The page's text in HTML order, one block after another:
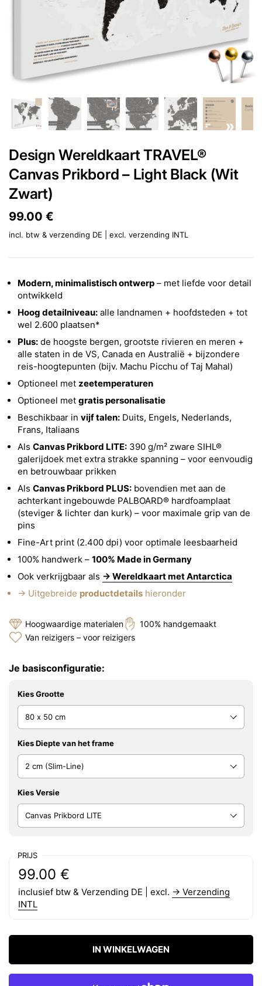
Design Wereldkaart TRAVEL®
Canvas Prikbord – Light Black (Wit
Zwart)
Prijs:
99.00 €
incl. btw & verzending DE | excl. verzending INTL
Modern, minimalistisch ontwerp – met liefde voor detail
ontwikkeld
Hoog detailniveau: alle landnamen + hoofdsteden + tot
wel 2.600 plaatsen*
Plus: de hoogste bergen, grootste rivieren en meren +
alle staten in de VS, Canada en Australië + bijzondere
reis-hoogtepunten (bijv. Machu Picchu of Taj Mahal)
Optioneel met zeetemperaturen
Optioneel met gratis personalisatie
Beschikbaar in vijf talen: Duits, Engels, Nederlands,
Frans, Italiaans
Als Canvas Prikbord LITE: 390 g/m² zware SIHL®
galerijdoek met extra strakke spanning – voor eenvoudig
en betrouwbaar prikken
Als Canvas Prikbord PLUS: bovendien met aan de
achterkant ingebouwde PALBOARD® hardfoamplaat
(steviger & lichter dan kurk) – voor maximale grip van de
pins
Fine-Art print (2.400 dpi) voor optimale leesbaarheid
100% handwerk – 100% Made in Germany
Ook verkrijgbaar als → Wereldkaart met Antarctica
→ Uitgebreide productdetails hieronder
Hoogwaardige materialen
100% handgemaakt
Van reizigers – voor reizigers
Je basisconfiguratie:
Kies Grootte
Kies Diepte van het frame
Kies Versie
PRIJS
Prijs:
99.00 €
Reguliere prijs:
inclusief btw & Verzending DE | excl. → Verzending
INTL
IN WINKELWAGEN